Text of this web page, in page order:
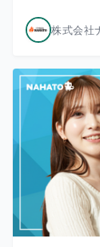
株式会社